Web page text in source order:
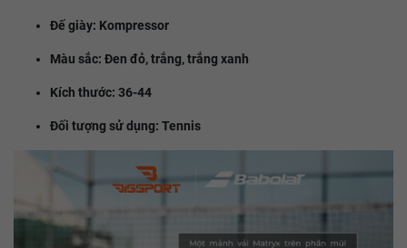
Đế giày: Kompressor
Màu sắc: Đen đỏ, trắng, trắng xanh
Kích thước: 36-44
Đối tượng sử dụng: Tennis